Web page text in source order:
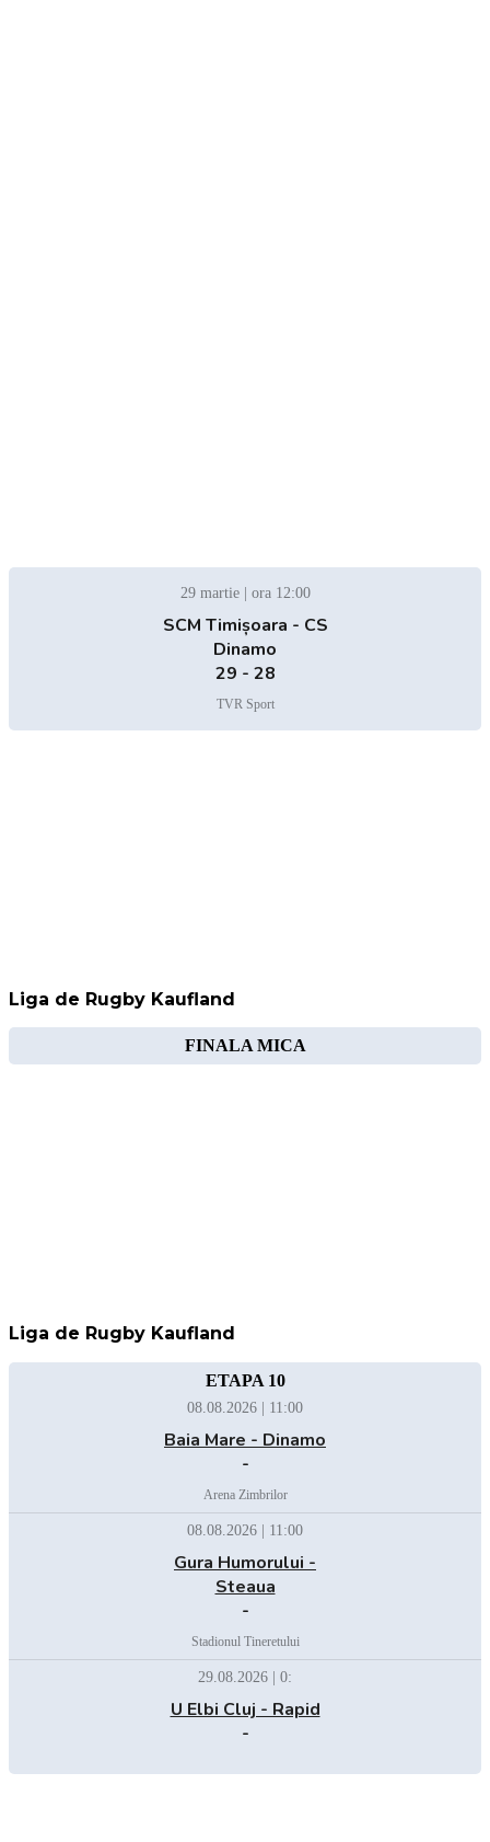
29 martie | ora 12:00
SCM Timișoara - CS
Dinamo
29 - 28
TVR Sport
Liga de Rugby Kaufland
FINALA MICA
Liga de Rugby Kaufland
ETAPA 10
08.08.2026 | 11:00
Baia Mare - Dinamo
-
Arena Zimbrilor
08.08.2026 | 11:00
Gura Humorului -
Steaua
-
Stadionul Tineretului
29.08.2026 | 0:
U Elbi Cluj - Rapid
-